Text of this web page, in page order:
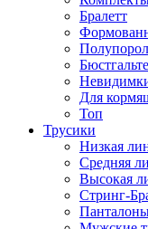
Бралетт
Для
Топ
Трусики
Низкая
Средняя
Высокая
Стринг-